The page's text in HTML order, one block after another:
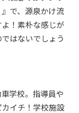
で、源泉かけ流
！素朴な感じが
はないでしょう
学校。指導員や
イチ！学校施設